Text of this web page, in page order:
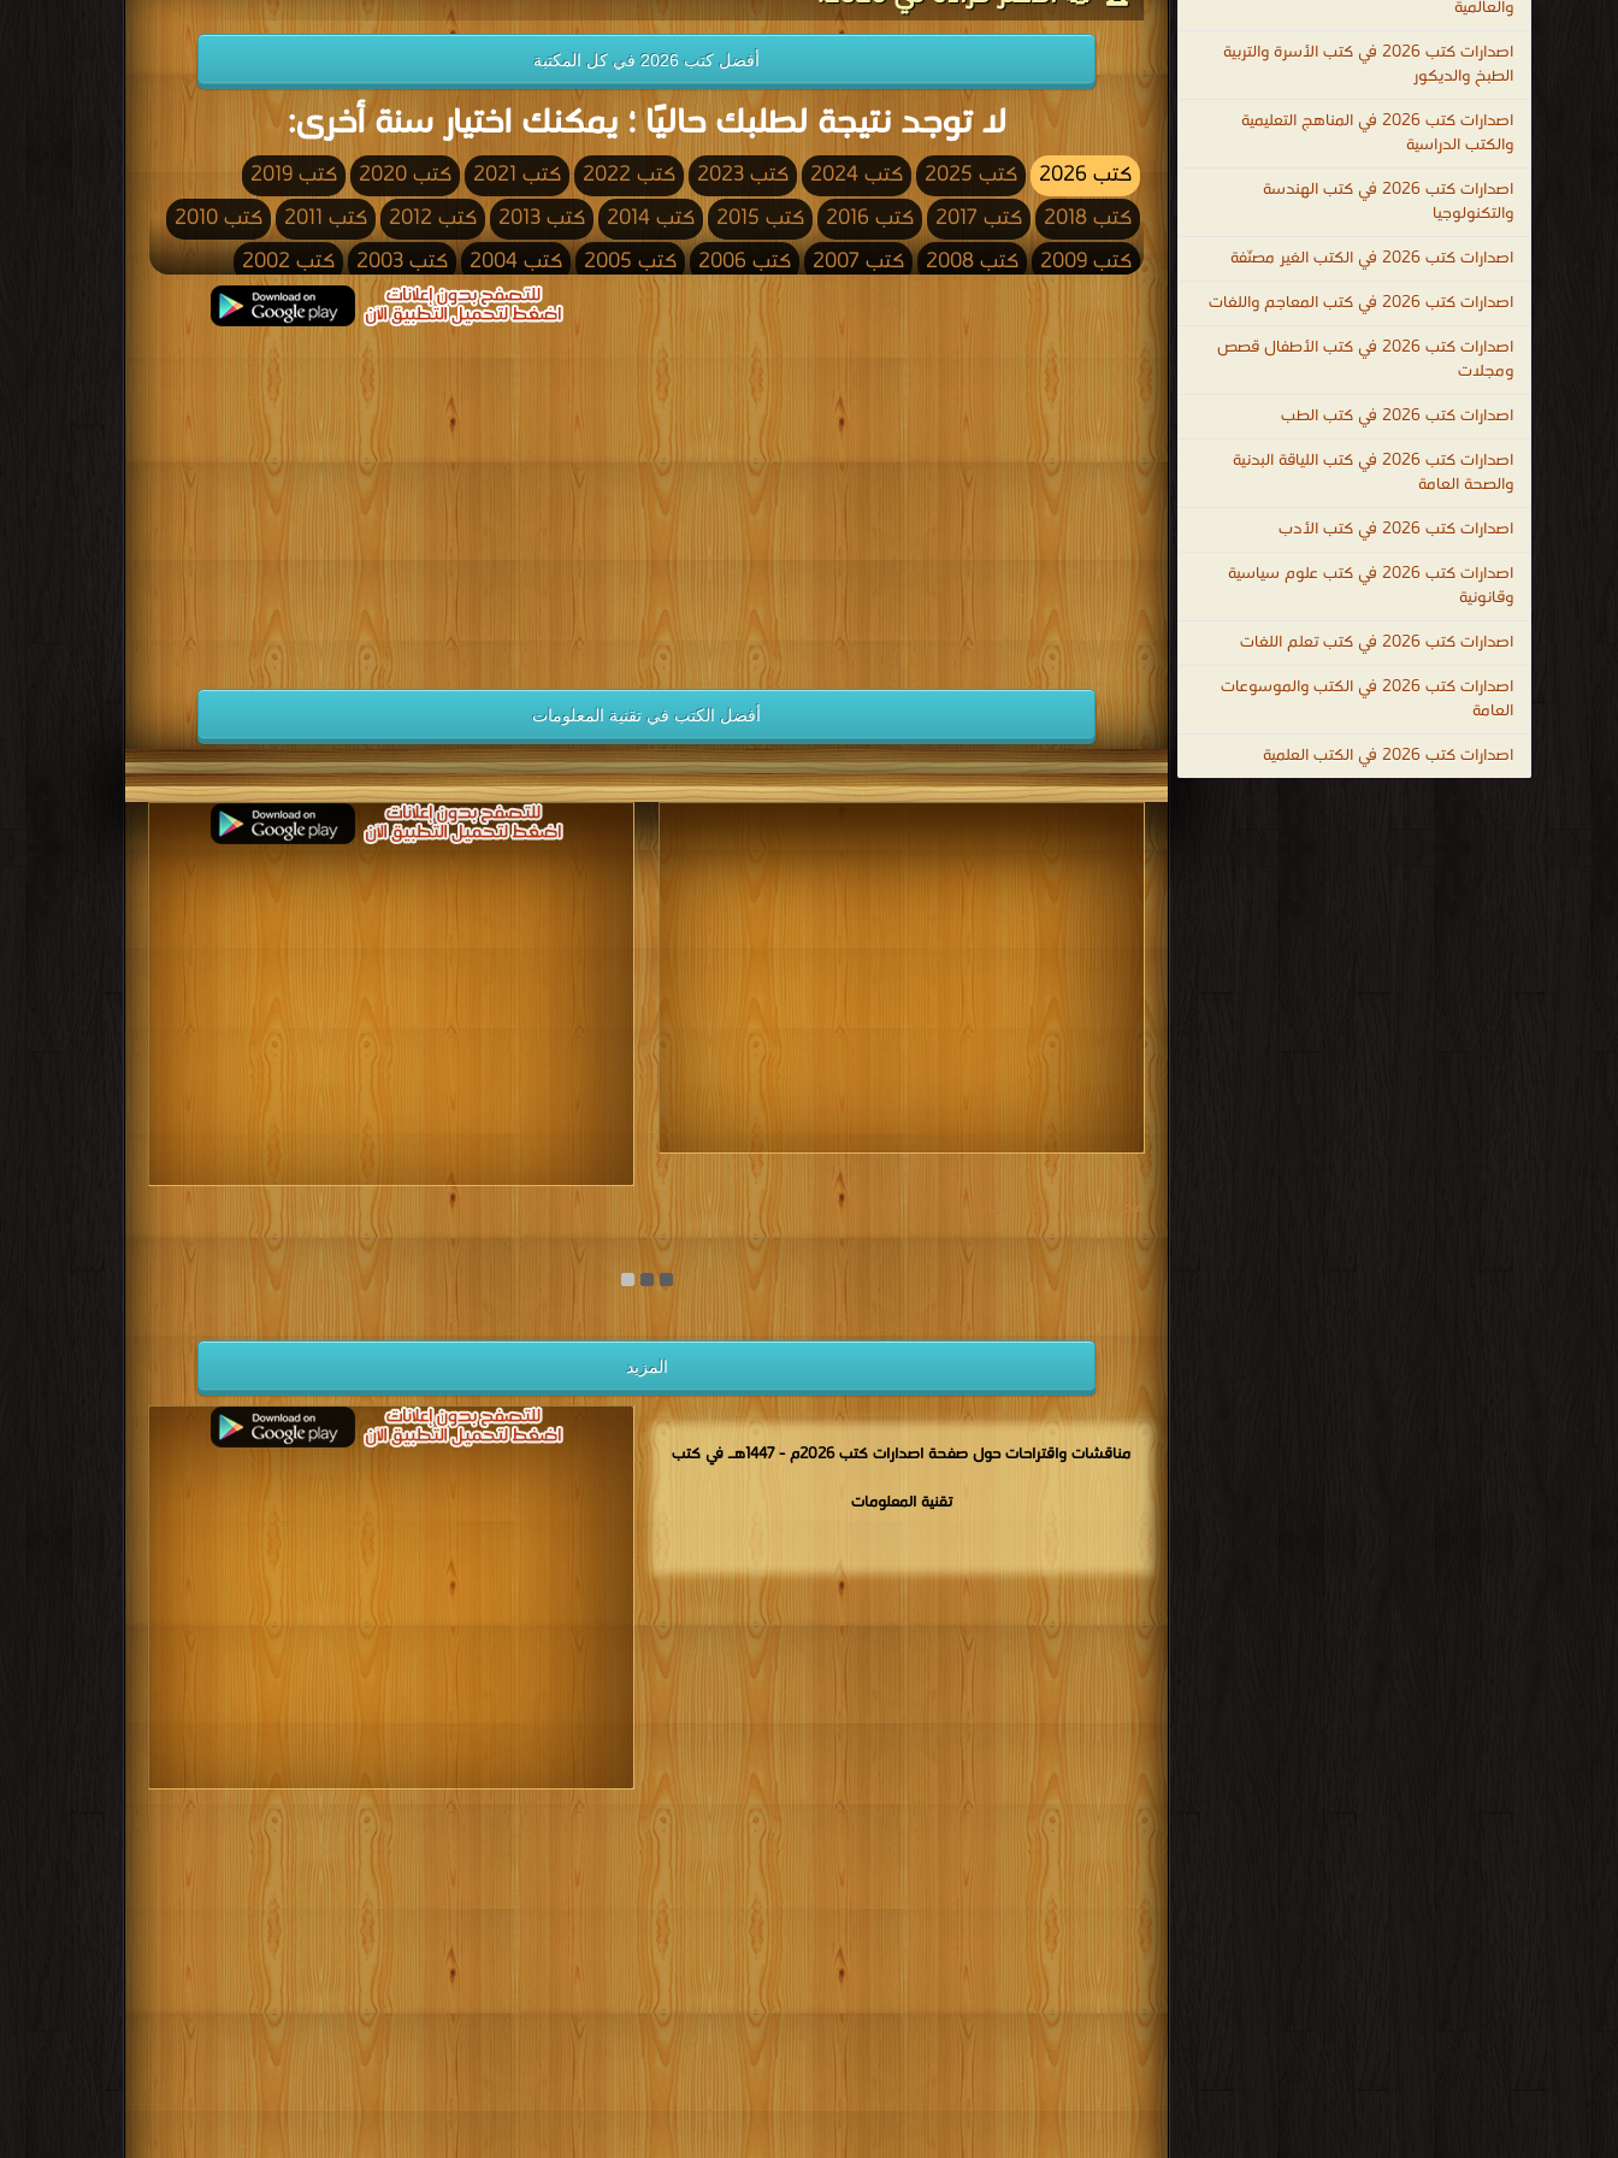
والعالمية
اصدارات كتب 2026 في كتب الأسرة والتربية
الطبخ والديكور
اصدارات كتب 2026 في المناهج التعليمية
والكتب الدراسية
اصدارات كتب 2026 في كتب الهندسة
والتكنولوجيا
اصدارات كتب 2026 في الكتب الغير مصنّفة
اصدارات كتب 2026 في كتب المعاجم واللغات
اصدارات كتب 2026 في كتب الأطفال قصص
ومجلات
اصدارات كتب 2026 في كتب الطب
اصدارات كتب 2026 في كتب اللياقة البدنية
والصحة العامة
اصدارات كتب 2026 في كتب الأدب
اصدارات كتب 2026 في كتب علوم سياسية
وقانونية
اصدارات كتب 2026 في كتب تعلم اللغات
اصدارات كتب 2026 في الكتب والموسوعات
العامة
اصدارات كتب 2026 في الكتب العلمية
أفضل كتب 2026 في كل المكتبة
لا توجد نتيجة لطلبك حاليًا ؛ يمكنك اختيار سنة أخرى:
كتب 2026 كتب 2025 كتب 2024 كتب 2023 كتب 2022 كتب 2021 كتب 2020
كتب 2019
كتب 2018
كتب 2017 كتب 2016 كتب 2015 كتب 2014 كتب 2013 كتب 2012 كتب 2011
كتب 2010
كتب 2009
كتب 2008 كتب 2007 كتب 2006 كتب 2005 كتب 2004 كتب 2003
كتب 2002
كتب 2001
كتب 1998 كتب 1997 كتب 1996 كتب 1995 كتب 1994
كتب 1993
كتب 1989 كتب 1988 كتب 1985
كتب 1984
كتب 1979 كتب 1977 كتب 1976
كتب 1975
كتب 1974
كتب 1971 كتب 1970 كتب 1969 كتب 1968 كتب 1967
كتب 1966
كتب 1965
كتب 1962 كتب 1961 كتب 1960 كتب 1959 كتب 1958
كتب 1957
كتب 1952 كتب 1949
كتب 1948
كتب 1938
كتب 1935 كتب 1934 كتب 1931
كتب 1930
كتب 1929
كتب 1926 كتب 1925 كتب 1924 كتب 1923 كتب 1922
كتب 1921
كتب 1920
كتب 1919 كتب 1918 كتب 1917 كتب 1916 كتب 1915 كتب 1914 كتب 1913
كتب 1912
كتب 1911
كتب 1910 كتب 1909 كتب 1908 كتب 1907 كتب 1906 كتب 1905 كتب 1904
كتب 1903
كتب 1902
كتب 1901 كتب 1900
أفضل الكتب في تقنية المعلومات
مكتبة تحميل الكتب مجانا
المزيد
مناقشات واقتراحات حول صفحة اصدارات كتب 2026م - 1447هـ في كتب
تقنية المعلومات